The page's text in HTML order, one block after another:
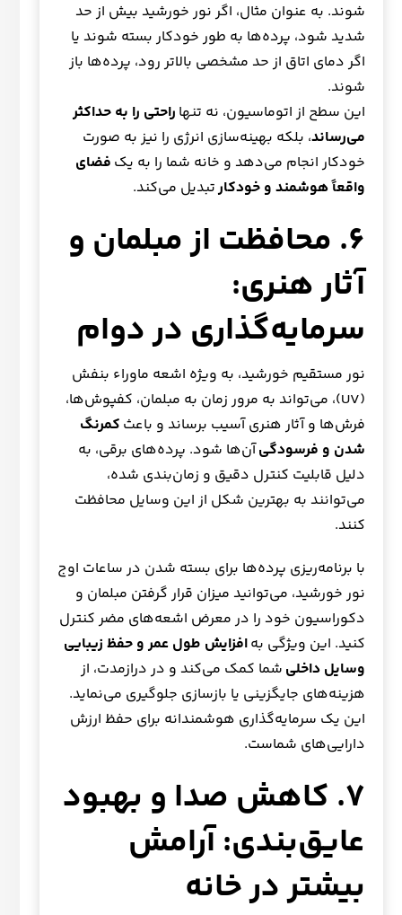
شوند. به عنوان مثال، اگر نور خورشید بیش از حد
شدید شود، پرده‌ها به طور خودکار بسته شوند یا
اگر دمای اتاق از حد مشخصی بالاتر رود، پرده‌ها باز
شوند.
این سطح از اتوماسیون، نه تنها راحتی را به حداکثر
می‌رساند، بلکه بهینه‌سازی انرژی را نیز به صورت
خودکار انجام می‌دهد و خانه شما را به یک فضای
واقعاً هوشمند و خودکارتبدیل می‌کند.
۶. محافظت از مبلمان و
آثار هنری:
سرمایه‌گذاری در دوام
نور مستقیم خورشید، به ویژه اشعه ماوراء بنفش
(UV)، می‌تواند به مرور زمان به مبلمان، کفپوش‌ها،
فرش‌ها و آثار هنری آسیب برساند و باعث کمرنگ
شدن و فرسودگیآن‌ها شود. پرده‌های برقی، به
دلیل قابلیت کنترل دقیق و زمان‌بندی شده،
می‌توانند به بهترین شکل از این وسایل محافظت
کنند.
با برنامه‌ریزی پرده‌ها برای بسته شدن در ساعات اوج
نور خورشید، می‌توانید میزان قرار گرفتن مبلمان و
دکوراسیون خود را در معرض اشعه‌های مضر کنترل
کنید. این ویژگی بهافزایش طول عمر و حفظ زیبایی
وسایل داخلی شما کمک می‌کند و در درازمدت، از
هزینه‌های جایگزینی یا بازسازی جلوگیری می‌نماید.
این یک سرمایه‌گذاری هوشمندانه برای حفظ ارزش
دارایی‌های شماست.
۷. کاهش صدا و بهبود
عایق‌بندی: آرامش
بیشتر در خانه